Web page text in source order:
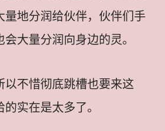
量地分润给伙伴，伙伴们手
大量分润向身边的灵。
以不惜彻底跳槽也要来这
实在是太多了。